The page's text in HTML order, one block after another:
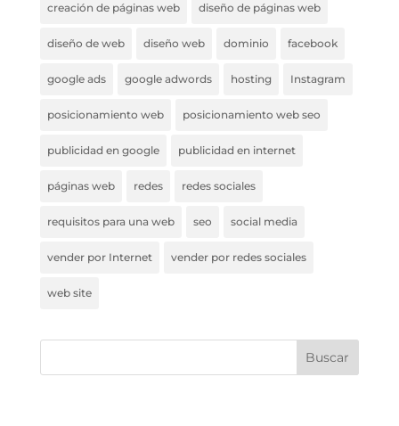
creación de páginas web diseño de páginas web
diseño de web diseño web dominio facebook
google ads google adwords hosting Instagram
posicionamiento web posicionamiento web seo
publicidad en google publicidad en internet
páginas web redes redes sociales
requisitos para una web seo social media
vender por Internet vender por redes sociales
web site